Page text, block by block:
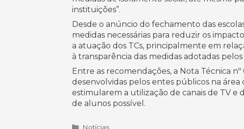
instituições”.
Desde o anúncio do fechamento das
medidas necessárias para reduzir os
a atuação dos TCs, principalmente em
à transparência das medidas adotadas
Entre as recomendações, a Nota Técnica
desenvolvidas pelos entes públicos na
estimularem a utilização de canais de TV e
de alunos possível.
Categorias
Notícias